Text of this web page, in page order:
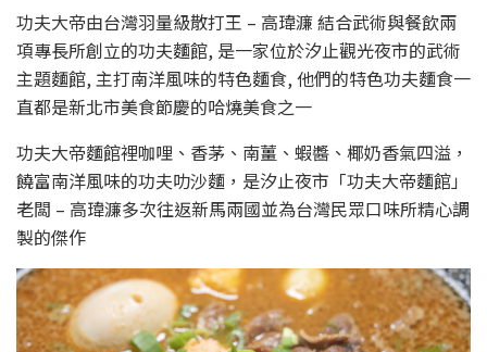
功夫大帝由台灣羽量級散打王 – 高瑋濂 結合武術與餐飲兩
項專長所創立的功夫麵館, 是一家位於汐止觀光夜市的武術
主題麵館, 主打南洋風味的特色麵食, 他們的特色功夫麵食一
直都是新北市美食節慶的哈燒美食之一
功夫大帝麵館裡咖哩、香茅、南薑、蝦醬、椰奶香氣四溢，
饒富南洋風味的功夫叻沙麵，是汐止夜市「功夫大帝麵館」
老闆 – 高瑋濂多次往返新馬兩國並為台灣民眾口味所精心調
製的傑作